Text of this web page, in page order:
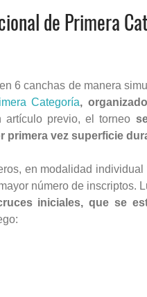
de Primera
6 canchas de manera
Categoría,
artículo previo, el torneo
primera vez superficie
en modalidad
número de inscriptos.
iniciales, que se